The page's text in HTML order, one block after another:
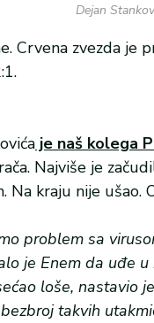
Dejan
Crvena zvezda je
je naš kolega
Najviše je
kraju nije ušao.
problem sa
je Enem da uđe
loše, nastavio
takvih